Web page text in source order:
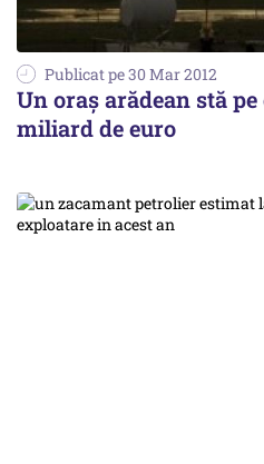
Publicat pe 30 Mar 2012
Un oraş arădean stă
miliard de euro